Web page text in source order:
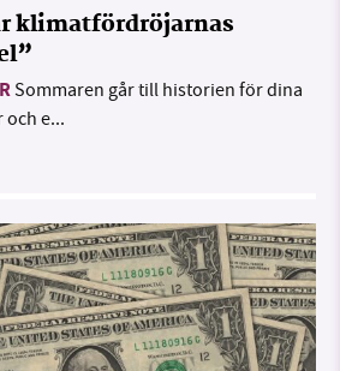
klimatfördröjarnas
Sommaren går till historien för dina
e...